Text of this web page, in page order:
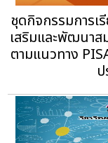
ชุดกิจกรรมการเ
เสริมและพัฒนาส
ตามแนวทาง